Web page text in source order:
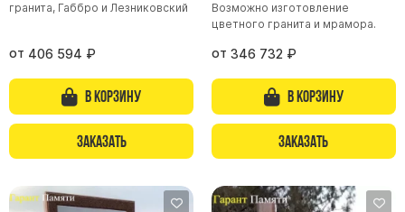
гранита, Габбро и Лезниковский
от 406 594 ₽
В корзину
Заказать
Возможно изготовление
цветного гранита и мрамора.
от 346 732 ₽
В корзину
Заказать